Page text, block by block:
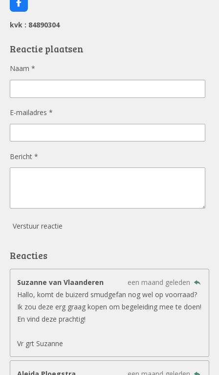
F
a
c
e
o
kvk : 84890304
Reactie plaatsen
Naam *
E-mailadres *
Bericht *
Verstuur reactie
Reacties
Suzanne van Vlaanderen
een maand geleden
Hallo, komt de buizerd smudgefan nog wel op voorraad?
Ik zou deze erg graag kopen om begeleiding mee te doen!
En vind deze prachtig!
Vr grt Suzanne